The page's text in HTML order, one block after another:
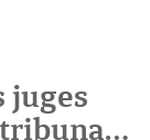
juges